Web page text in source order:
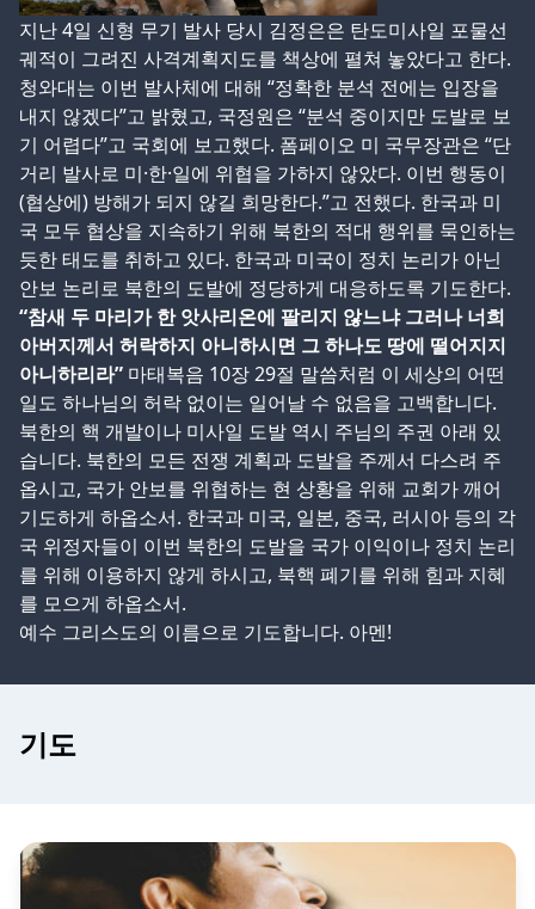
지난 4일 신형 무기 발사 당시 김정은은 탄도미사일 포물선
궤적이 그려진 사격계획지도를 책상에 펼쳐 놓았다고 한다.
청와대는 이번 발사체에 대해 “정확한 분석 전에는 입장을
내지 않겠다”고 밝혔고, 국정원은 “분석 중이지만 도발로 보
기 어렵다”고 국회에 보고했다. 폼페이오 미 국무장관은 “단
거리 발사로 미·한·일에 위협을 가하지 않았다. 이번 행동이
(협상에) 방해가 되지 않길 희망한다.”고 전했다. 한국과 미
국 모두 협상을 지속하기 위해 북한의 적대 행위를 묵인하는
듯한 태도를 취하고 있다. 한국과 미국이 정치 논리가 아닌
안보 논리로 북한의 도발에 정당하게 대응하도록 기도한다.
“참새 두 마리가 한 앗사리온에 팔리지 않느냐 그러나 너희
아버지께서 허락하지 아니하시면 그 하나도 땅에 떨어지지
아니하리라” 마태복음 10장 29절 말씀처럼 이 세상의 어떤
일도 하나님의 허락 없이는 일어날 수 없음을 고백합니다.
북한의 핵 개발이나 미사일 도발 역시 주님의 주권 아래 있
습니다. 북한의 모든 전쟁 계획과 도발을 주께서 다스려 주
옵시고, 국가 안보를 위협하는 현 상황을 위해 교회가 깨어
기도하게 하옵소서. 한국과 미국, 일본, 중국, 러시아 등의 각
국 위정자들이 이번 북한의 도발을 국가 이익이나 정치 논리
를 위해 이용하지 않게 하시고, 북핵 폐기를 위해 힘과 지혜
를 모으게 하옵소서.
예수 그리스도의 이름으로 기도합니다. 아멘!
기도